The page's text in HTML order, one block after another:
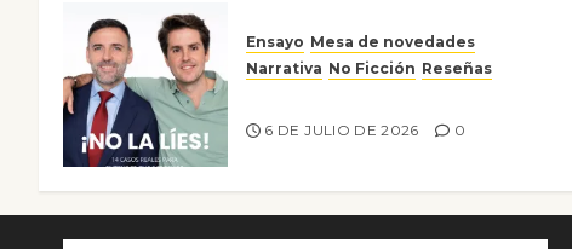
Ensayo Mesa de novedades
Narrativa No Ficción Reseñas
6 DE JULIO DE 2026 0